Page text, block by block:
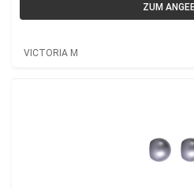
ZUM
VICTORIA M